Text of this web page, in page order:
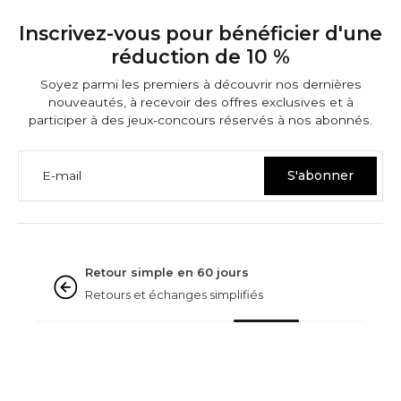
Inscrivez-vous pour bénéficier d'une
réduction de 10 %
Soyez parmi les premiers à découvrir nos dernières
nouveautés, à recevoir des offres exclusives et à
participer à des jeux-concours réservés à nos abonnés.
E-mail S'abonner
Noté « excellent »
D'après plus de 3 000 Avis